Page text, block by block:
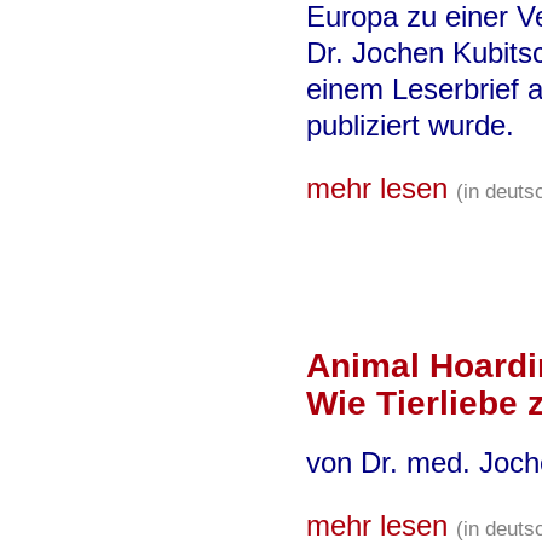
Europa zu einer
Dr. Jochen
einem Leserbrief
publiziert wurde.
mehr lesen (in
Animal
Wie Tierliebe
von Dr. med.
mehr lesen (in